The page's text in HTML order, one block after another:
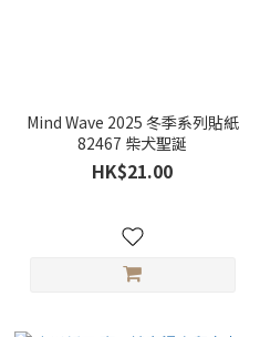
Mind Wave 2025 冬季系列貼紙
82467 柴犬聖誕
HK$21.00